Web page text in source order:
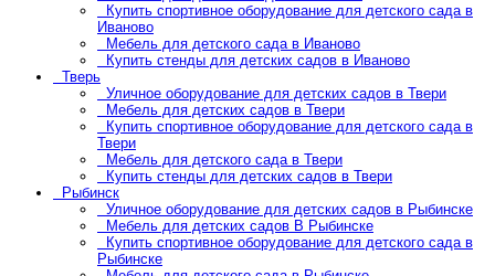
Купить спортивное оборудование для детского сада в
Иваново
Мебель для детского сада в Иваново
Купить стенды для детских садов в Иваново
Тверь
Уличное оборудование для детских садов в Твери
Мебель для детских садов в Твери
Купить спортивное оборудование для детского сада в
Твери
Мебель для детского сада в Твери
Купить стенды для детских садов в Твери
Рыбинск
Уличное оборудование для детских садов в Рыбинске
Мебель для детских садов В Рыбинске
Купить спортивное оборудование для детского сада в
Рыбинске